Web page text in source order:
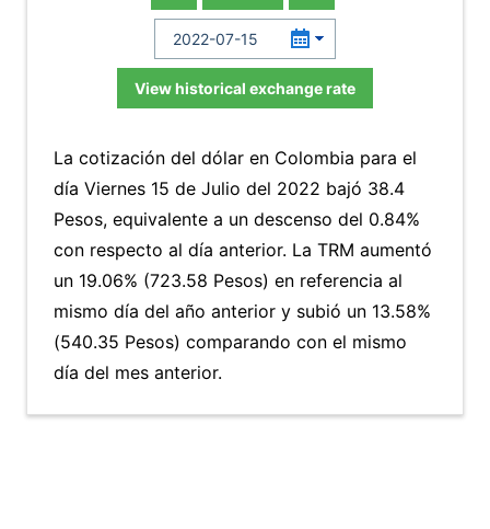
View historical exchange rate
La cotización del dólar en Colombia para el
día Viernes 15 de Julio del 2022 bajó 38.4
Pesos, equivalente a un descenso del 0.84%
con respecto al día anterior. La TRM aumentó
un 19.06% (723.58 Pesos) en referencia al
mismo día del año anterior y subió un 13.58%
(540.35 Pesos) comparando con el mismo
día del mes anterior.